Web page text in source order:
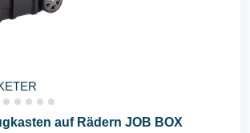
auf Rädern JOB BOX